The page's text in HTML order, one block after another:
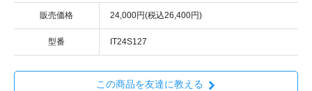
販売価格 24,000円(税込26,400円)
型番 IT24S127
この商品を友達に教える